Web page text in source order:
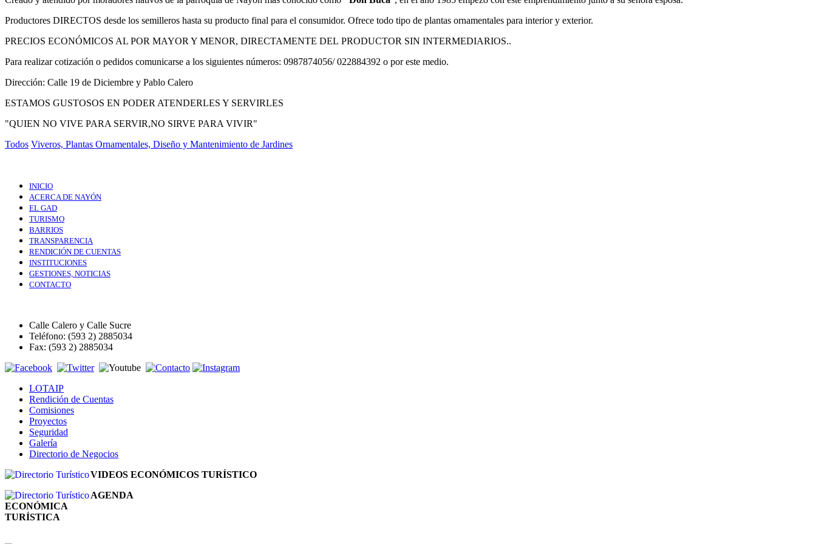
Productores DIRECTOS desde los semilleros hasta su producto final para el consumidor. Ofrece todo tipo de plantas ornamentales para interior y exterior.
PRECIOS ECONÓMICOS AL POR MAYOR Y MENOR, DIRECTAMENTE DEL PRODUCTOR SIN INTERMEDIARIOS..
Para realizar cotización o pedidos comunicarse a los siguientes números: 0987874056/ 022884392 o por este medio.
Dirección: Calle 19 de Diciembre y Pablo Calero
ESTAMOS GUSTOSOS EN PODER ATENDERLES Y SERVIRLES
"QUIEN NO VIVE PARA SERVIR,NO SIRVE PARA VIVIR"
Todos Viveros, Plantas Ornamentales, Diseño y Mantenimiento de Jardines
INICIO
ACERCA DE NAYÓN
EL GAD
TURISMO
BARRIOS
TRANSPARENCIA
RENDICIÓN DE CUENTAS
INSTITUCIONES
GESTIONES, NOTICIAS
CONTACTO
Calle Calero y Calle Sucre
Teléfono: (593 2) 2885034
Fax: (593 2) 2885034
LOTAIP
Rendición de Cuentas
Comisiones
Proyectos
Seguridad
Galería
Directorio de Negocios
VIDEOS ECONÓMICOS TURÍSTICO
AGENDA
ECONÓMICA
TURÍSTICA